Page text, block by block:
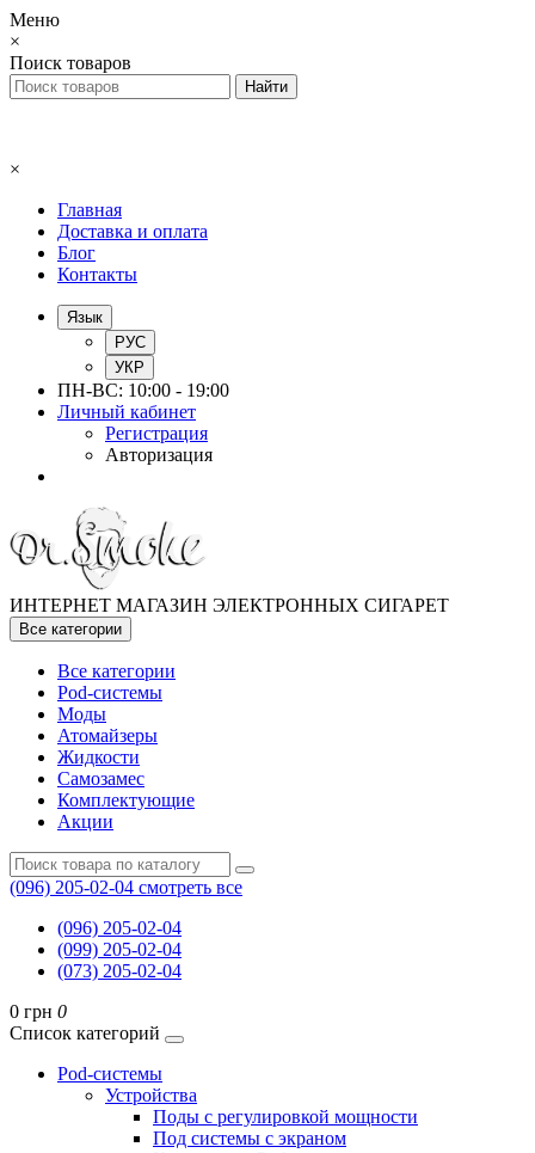
Меню
×
Поиск товаров
×
Главная
Доставка и оплата
Блог
Контакты
Язык
РУС
УКР
ПН-ВС: 10:00 - 19:00
Личный кабинет
Регистрация
Авторизация
ИНТЕРНЕТ МАГАЗИН ЭЛЕКТРОННЫХ СИГАРЕТ
Все категории
Все категории
Pod-системы
Моды
Атомайзеры
Жидкости
Самозамес
Комплектующие
Акции
(096) 205-02-04 смотреть все
(096) 205-02-04
(099) 205-02-04
(073) 205-02-04
0 грн 0
Список категорий
Pod-системы
Устройства
Поды с регулировкой мощности
Под системы с экраном